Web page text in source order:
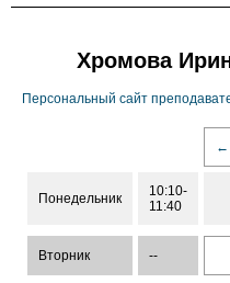
Хромова
Персональный сайт
←
Понедельник
10:10-
11:40
Вторник --